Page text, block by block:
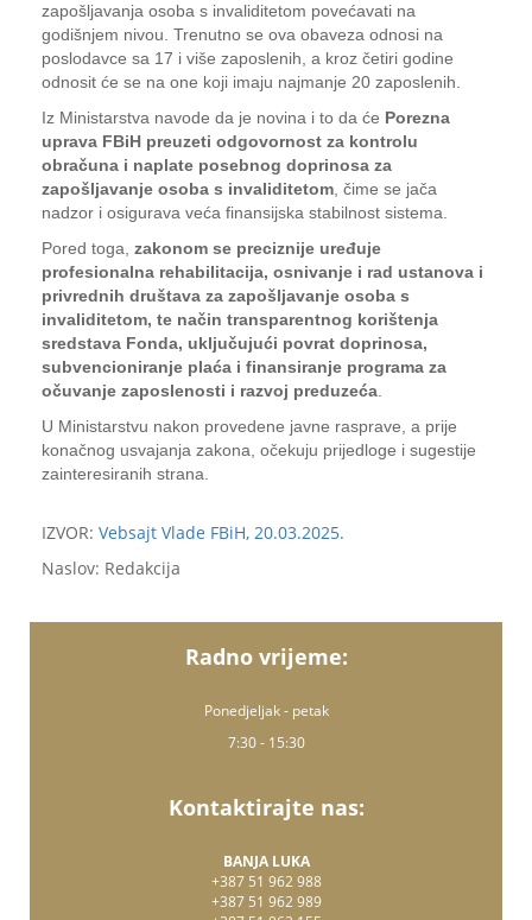
zapošljavanja osoba s invaliditetom povećavati na
godišnjem nivou. Trenutno se ova obaveza odnosi na
poslodavce sa 17 i više zaposlenih, a kroz četiri godine
odnosit će se na one koji imaju najmanje 20 zaposlenih.
Iz Ministarstva navode da je novina i to da će Porezna
uprava FBiH preuzeti odgovornost za kontrolu
obračuna i naplate posebnog doprinosa za
zapošljavanje osoba s invaliditetom , čime se jača
nadzor i osigurava veća finansijska stabilnost sistema.
Pored toga, zakonom se preciznije uređuje
profesionalna rehabilitacija, osnivanje i rad ustanova i
privrednih društava za zapošljavanje osoba s
invaliditetom, te način transparentnog korištenja
sredstava Fonda, uključujući povrat doprinosa,
subvencioniranje plaća i finansiranje programa za
očuvanje zaposlenosti i razvoj preduzeća
U Ministarstvu nakon provedene javne rasprave, a prije
konačnog usvajanja zakona, očekuju prijedloge i sugestije
zainteresiranih strana.
IZVOR: Vebsajt Vlade FBiH, 20.03.2025.
Naslov: Redakcija
Radno vrijeme:
Ponedjeljak - petak
7:30 - 15:30
Kontaktirajte nas:
BANJA LUKA
+387 51 962 988
+387 51 962 989